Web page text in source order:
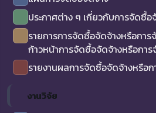
ประกาศต่าง ๆ เกี่ยวกับการจัดซื้
รายการการจัดซื้อจัดจ้างหรือกา
ก้าวหน้าการจัดซื้อจัดจ้างหรือกา
รายงานผลการจัดซื้อจัดจ้างหรือ
งานวิจัย